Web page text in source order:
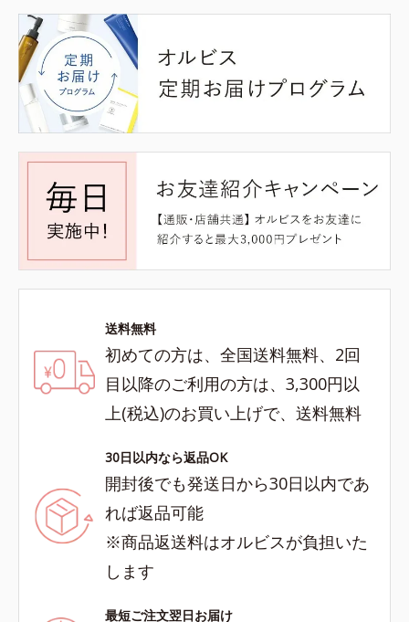
送料無料
初めての方は、全国送料無料、2回
目以降のご利用の方は、3,300円以
上(税込)のお買い上げで、送料無料
30日以内なら返品OK
開封後でも発送日から30日以内であ
れば返品可能
※商品返送料はオルビスが負担いた
します
最短ご注文翌日お届け